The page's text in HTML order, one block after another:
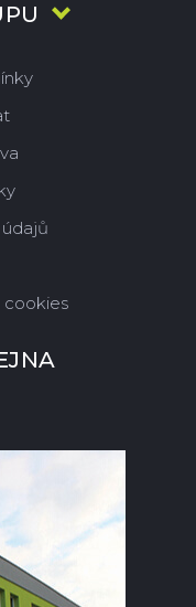
cookies